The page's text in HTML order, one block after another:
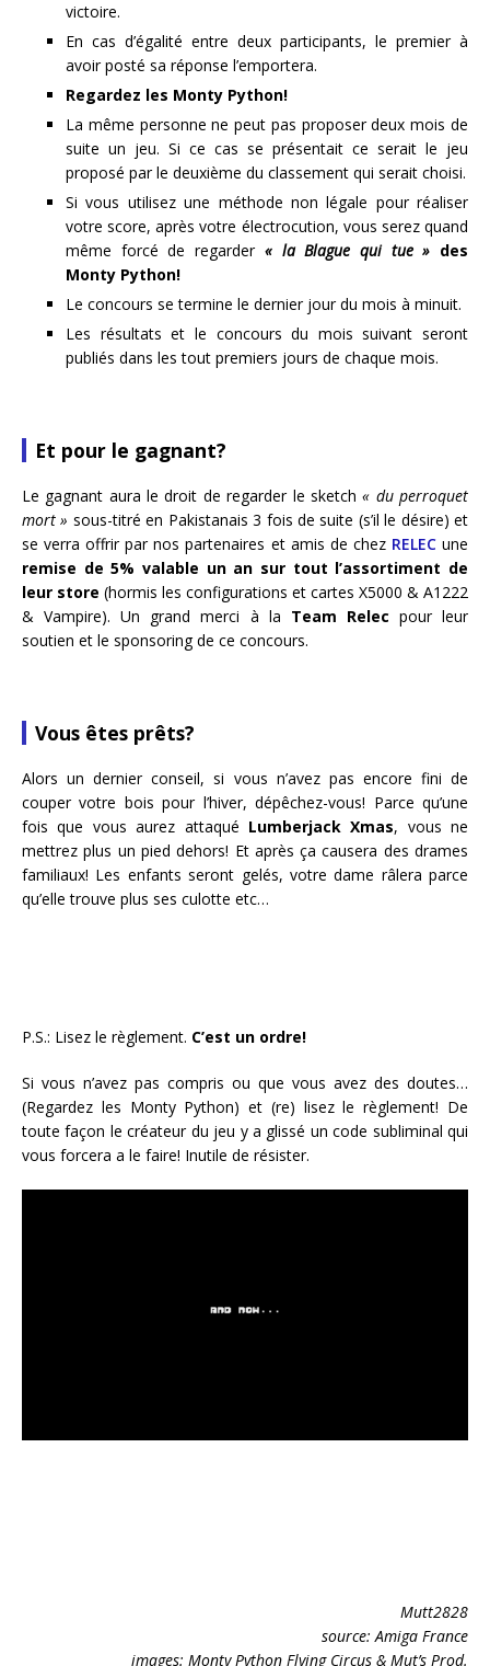
victoire.
En cas d’égalité entre deux participants, le premier à
avoir posté sa réponse l’emportera.
Regardez les Monty Python!
La même personne ne peut pas proposer deux mois de
suite un jeu. Si ce cas se présentait ce serait le jeu
proposé par le deuxième du classement qui serait choisi.
Si vous utilisez une méthode non légale pour réaliser
votre score, après votre électrocution, vous serez quand
même forcé de regarder « la Blague qui tue » des
Monty Python!
Le concours se termine le dernier jour du mois à minuit.
Les résultats et le concours du mois suivant seront
publiés dans les tout premiers jours de chaque mois.
Et pour le gagnant?
Le gagnant aura le droit de regarder le sketch« du perroquet
mort » sous-titré en Pakistanais 3 fois de suite (s’il le désire) et
se verra offrir par nos partenaires et amis de chez RELECune
remise de 5% valable un an sur tout l’assortiment de
leur store (hormis les configurations et cartes X5000 & A1222
& Vampire). Un grand merci à la Team Relec pour leur
soutien et le sponsoring de ce concours.
Vous êtes prêts?
Alors un dernier conseil, si vous n’avez pas encore fini de
couper votre bois pour l’hiver, dépêchez-vous! Parce qu’une
fois que vous aurez attaqué Lumberjack Xmas, vous ne
mettrez plus un pied dehors! Et après ça causera des drames
familiaux! Les enfants seront gelés, votre dame râlera parce
qu’elle trouve plus ses culotte etc…
P.S.: Lisez le règlement. C’est un ordre!
Si vous n’avez pas compris ou que vous avez des doutes…
(Regardez les Monty Python) et (re) lisez le règlement! De
toute façon le créateur du jeu y a glissé un code subliminal qui
vous forcera a le faire! Inutile de résister.
Mutt2828
source: Amiga France
images: Monty Python Flying Circus & Mut’s Prod.